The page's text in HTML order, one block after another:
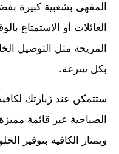
المقهى بشعبية كبيرة
العائلات أو الاستمتاع
المريحة مثل التوصيل
بكل سرعة.
ستتمكن عند زيارتك
الصباحية عبر قائمة
ويمتاز الكافيه بتوفير